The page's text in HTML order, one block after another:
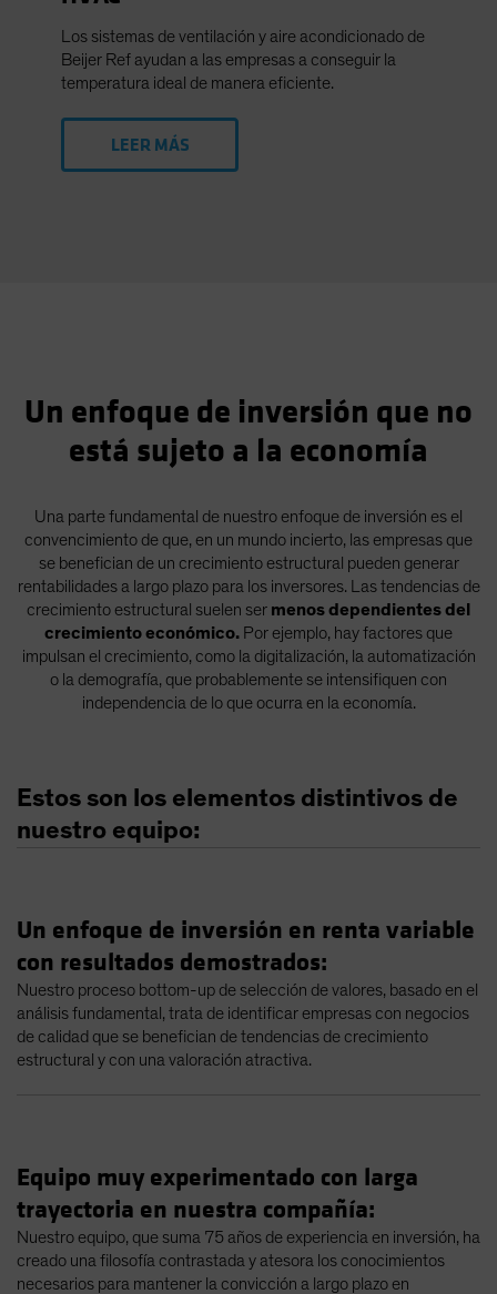
Los sistemas de ventilación y aire acondicionado de
Beijer Ref ayudan a las empresas a conseguir la
temperatura ideal de manera eficiente.
LEER MÁS
Un enfoque de inversión que no
está sujeto a la economía
Una parte fundamental de nuestro enfoque de inversión es el
convencimiento de que, en un mundo incierto, las empresas que
se benefician de un crecimiento estructural pueden generar
rentabilidades a largo plazo para los inversores. Las tendencias de
crecimiento estructural suelen ser menos dependientes del
crecimiento económico. Por ejemplo, hay factores que
impulsan el crecimiento, como la digitalización, la automatización
o la demografía, que probablemente se intensifiquen con
independencia de lo que ocurra en la economía.
Estos son los elementos distintivos de
nuestro equipo:
Un enfoque de inversión en renta variable
con resultados demostrados:
Nuestro proceso bottom-up de selección de valores, basado en el
análisis fundamental, trata de identificar empresas con negocios
de calidad que se benefician de tendencias de crecimiento
estructural y con una valoración atractiva.
Equipo muy experimentado con larga
trayectoria en nuestra compañía:
Nuestro equipo, que suma 75 años de experiencia en inversión, ha
creado una filosofía contrastada y atesora los conocimientos
necesarios para mantener la convicción a largo plazo en